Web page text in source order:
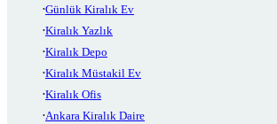
Günlük Kiralık Ev
Kiralık Yazlık
Kiralık Depo
Kiralık Müstakil Ev
Kiralık Ofis
Ankara Kiralık Daire